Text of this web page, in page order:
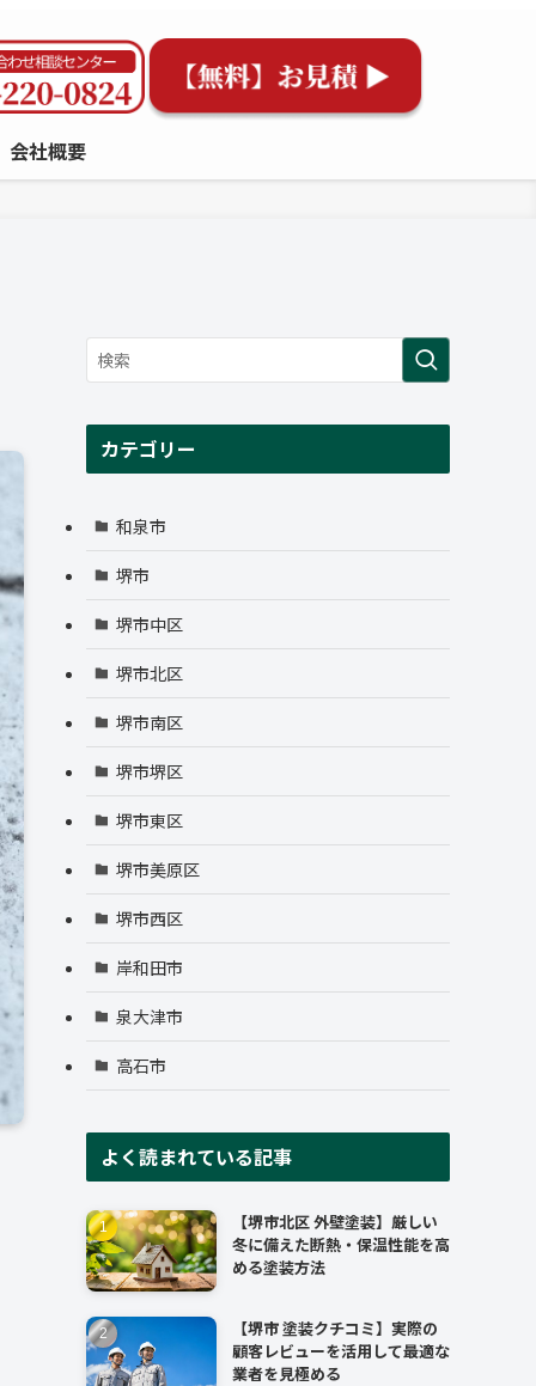
会社概要
カテゴリー
和泉市
堺市
堺市中区
堺市北区
堺市南区
堺市堺区
堺市東区
堺市美原区
堺市西区
岸和田市
泉大津市
高石市
よく読まれている記事
【堺市北区 外壁塗装】厳しい
冬に備えた断熱・保温性能を高
める塗装方法
【堺市 塗装クチコミ】実際の
顧客レビューを活用して最適な
業者を見極める